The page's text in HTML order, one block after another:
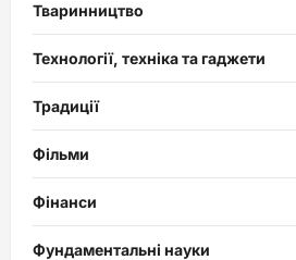
Тваринництво
Технології, техніка та гаджети
Традиції
Фільми
Фінанси
Фундаментальні науки